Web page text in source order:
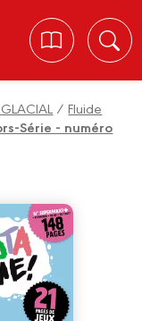
/Fluide
Série - numéro